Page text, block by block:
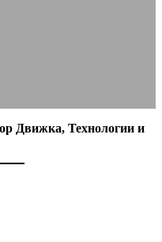
Движка, Технологии и